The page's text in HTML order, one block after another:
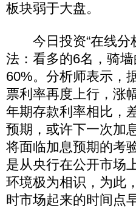
板块弱于大盘。
今日投资“在线分
法：看多的6名，骑
60%。分析师表示，
票利率再度上行，涨
年期存款利率相比，
预期，或许下一次加
将面临加息预期的考
是从央行在公开市场
环境极为相识，为此
时市场起来的时间点